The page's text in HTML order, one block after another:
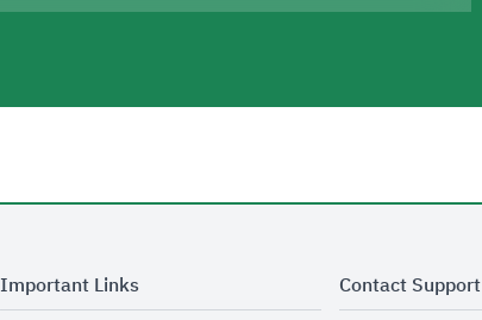
Important Links Contact Support